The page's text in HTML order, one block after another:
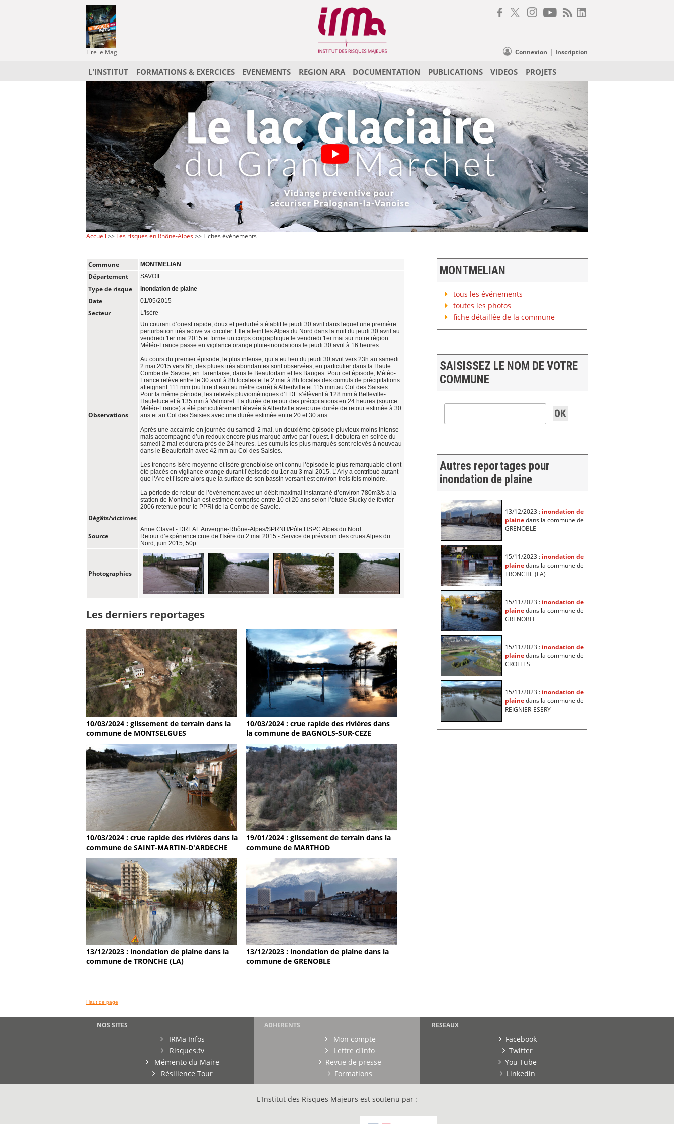
Lire le Mag Connexion | Inscription
L'INSTITUT FORMATIONS & EXERCICES EVENEMENTS REGION ARA DOCUMENTATION PUBLICATIONS VIDEOS PROJETS
Accueil >> Les risques en Rhône-Alpes>> Fiches événements
Commune MONTMELIAN
Département SAVOIE
Type de risque inondation de plaine
Date 01/05/2015
Secteur L'Isère
Observations
Un courant d’ouest rapide, doux et perturbé s’établit le jeudi 30 avril dans lequel une première
perturbation très active va circuler. Elle atteint les Alpes du Nord dans la nuit du jeudi 30 avril au
vendredi 1er mai 2015 et forme un corps orographique le vendredi 1er mai sur notre région.
Météo-France passe en vigilance orange pluie-inondations le jeudi 30 avril à 16 heures.
Au cours du premier épisode, le plus intense, qui a eu lieu du jeudi 30 avril vers 23h au samedi
2 mai 2015 vers 6h, des pluies très abondantes sont observées, en particulier dans la Haute
Combe de Savoie, en Tarentaise, dans le Beaufortain et les Bauges. Pour cet épisode, Météo-
France relève entre le 30 avril à 8h locales et le 2 mai à 8h locales des cumuls de précipitations
atteignant 111 mm (ou litre d’eau au mètre carré) à Albertville et 115 mm au Col des Saisies.
Pour la même période, les relevés pluviométriques d’EDF s’élèvent à 128 mm à Belleville-
Hauteluce et à 135 mm à Valmorel. La durée de retour des précipitations en 24 heures (source
Météo-France) a été particulièrement élevée à Albertville avec une durée de retour estimée à 30
ans et au Col des Saisies avec une durée estimée entre 20 et 30 ans.
Après une accalmie en journée du samedi 2 mai, un deuxième épisode pluvieux moins intense
mais accompagné d’un redoux encore plus marqué arrive par l’ouest. Il débutera en soirée du
samedi 2 mai et durera près de 24 heures. Les cumuls les plus marqués sont relevés à nouveau
dans le Beaufortain avec 42 mm au Col des Saisies.
Les tronçons Isère moyenne et Isère grenobloise ont connu l’épisode le plus remarquable et ont
été placés en vigilance orange durant l’épisode du 1er au 3 mai 2015. L’Arly a contribué autant
que l’Arc et l’Isère alors que la surface de son bassin versant est environ trois fois moindre.
La période de retour de l’événement avec un débit maximal instantané d’environ 780m3/s à la
station de Montmélian est estimée comprise entre 10 et 20 ans selon l’étude Stucky de février
2006 retenue pour le PPRI de la Combe de Savoie.
Dégâts/victimes
Source
Anne Clavel - DREAL Auvergne-Rhône-Alpes/SPRNH/Pôle HSPC Alpes du Nord
Retour d’expérience crue de l'Isère du 2 mai 2015 - Service de prévision des crues Alpes du
Nord, juin 2015, 50p.
Photographies
Les derniers reportages
10/03/2024 : glissement de terrain dans la
commune de MONTSELGUES
10/03/2024 : crue rapide des rivières dans
la commune de BAGNOLS-SUR-CEZE
10/03/2024 : crue rapide des rivières dans la
commune de SAINT-MARTIN-D'ARDECHE
19/01/2024 : glissement de terrain dans la
commune de MARTHOD
13/12/2023 : inondation de plaine dans la
commune de TRONCHE (LA)
13/12/2023 : inondation de plaine dans la
commune de GRENOBLE
MONTMELIAN
tous les événements
toutes les photos
fiche détaillée de la commune
SAISISSEZ LE NOM DE VOTRE
COMMUNE
Autres reportages pour
inondation de plaine
13/12/2023 : inondation de
plainedans la commune de
GRENOBLE
15/11/2023 : inondation de
plainedans la commune de
TRONCHE (LA)
15/11/2023 : inondation de
plainedans la commune de
GRENOBLE
15/11/2023 : inondation de
plainedans la commune de
CROLLES
15/11/2023 : inondation de
plainedans la commune de
REIGNIER-ESERY
Haut de page
NOS SITES
IRMa Infos
Risques.tv
Mémento du Maire
Résilience Tour
ADHERENTS
Mon compte
Lettre d'info
Revue de presse
Formations
RESEAUX
Facebook
Twitter
You Tube
Linkedin
L'Institut des Risques Majeurs est soutenu par :